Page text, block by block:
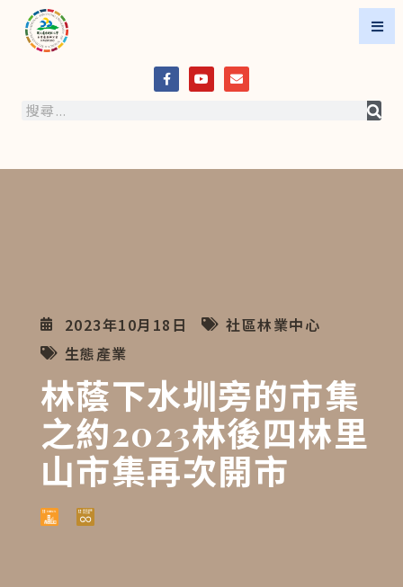
2023年10月18日
社區林業中心
生態產業
林蔭下水圳旁的市集
之約2023林後四林里
山市集再次開市